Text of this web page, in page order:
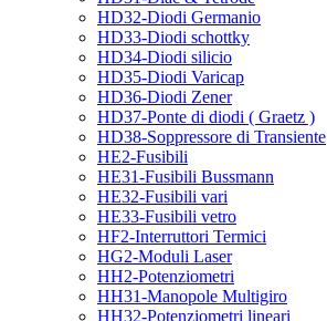
HD32-Diodi Germanio
HD33-Diodi schottky
HD34-Diodi silicio
HD35-Diodi Varicap
HD36-Diodi Zener
HD37-Ponte di diodi ( Graetz )
HD38-Soppressore di Transiente
HE2-Fusibili
HE31-Fusibili Bussmann
HE32-Fusibili vari
HE33-Fusibili vetro
HF2-Interruttori Termici
HG2-Moduli Laser
HH2-Potenziometri
HH31-Manopole Multigiro
HH32-Potenziometri lineari